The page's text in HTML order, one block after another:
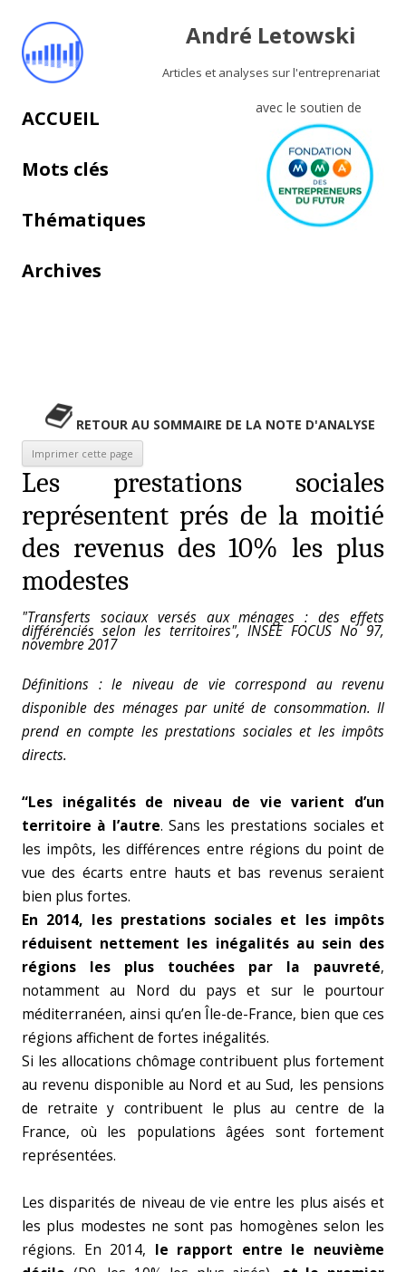
André Letowski
Articles et analyses sur l'entreprenariat
avec le soutien de
Aller au contenu principal
ACCUEIL
Mots clés
Thématiques
Archives
RETOUR AU SOMMAIRE DE LA NOTE D'ANALYSE
Les prestations sociales
représentent prés de la moitié
des revenus des 10% les plus
modestes
"Transferts sociaux versés aux ménages : des effets
différenciés selon les territoires", INSEE FOCUS No 97,
novembre 2017
Définitions : le niveau de vie correspond au revenu
disponible des ménages par unité de consommation. Il
prend en compte les prestations sociales et les impôts
directs.
“Les inégalités de niveau de vie varient d’un
territoire à l’autre. Sans les prestations sociales et
les impôts, les différences entre régions du point de
vue des écarts entre hauts et bas revenus seraient
bien plus fortes.
En 2014, les prestations sociales et les impôts
réduisent nettement les inégalités au sein des
régions les plus touchées par la pauvreté,
notamment au Nord du pays et sur le pourtour
méditerranéen, ainsi qu’en Île-de-France, bien que ces
régions affichent de fortes inégalités.
Si les allocations chômage contribuent plus fortement
au revenu disponible au Nord et au Sud, les pensions
de retraite y contribuent le plus au centre de la
France, où les populations âgées sont fortement
représentées.
Les disparités de niveau de vie entre les plus aisés et
les plus modestes ne sont pas homogènes selon les
régions. En 2014, le rapport entre le neuvième